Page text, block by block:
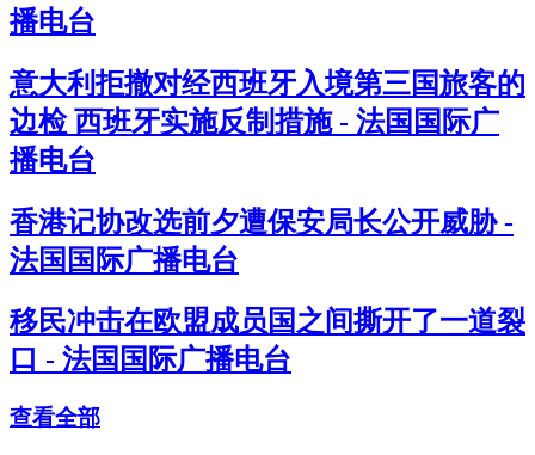
播电台
意大利拒撤对经西班牙入境第三国旅客的
边检 西班牙实施反制措施 - 法国国际广
播电台
香港记协改选前夕遭保安局长公开威胁 -
法国国际广播电台
移民冲击在欧盟成员国之间撕开了一道裂
口 - 法国国际广播电台
查看全部